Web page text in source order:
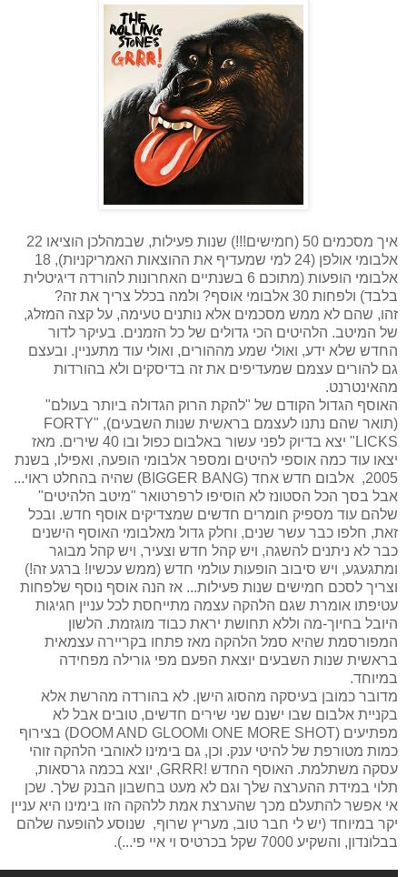
איך מסכמים 50 (חמישים!!!) שנות פעילות, שבמהלכן הוציאו 22
אלבומי אולפן (24 למי שמעדיף את ההוצאות האמריקניות), 18
אלבומי הופעות (מתוכם 6 בשנתיים האחרונות להורדה דיגיטלית
בלבד) ולפחות 30 אלבומי אוסף? ולמה בכלל צריך את זה?
זהו, שהם לא ממש מסכמים אלא נותנים טעימה, על קצה המזלג,
של המיטב. הלהיטים הכי גדולים של כל הזמנים. בעיקר לדור
החדש שלא ידע, ואולי שמע מההורים, ואולי עוד מתעניין. ובעצם
גם להורים עצמם שמעדיפים את זה בדיסקים ולא בהורדות
מהאינטרנט.
האוסף הגדול הקודם של "להקת הרוק הגדולה ביותר בעולם"
(תואר שהם נתנו לעצמם בראשית שנות השבעים), "FORTY
LICKS
" יצא בדיוק לפני עשור באלבום כפול ובו 40 שירים. מאז
יצאו עוד כמה אוספי להיטים ומספר אלבומי הופעה, ואפילו, בשנת
2005, אלבום חדש אחד (
BIGGER BANG) שהיה בהחלט ראוי...
אבל בסך הכל הסטונז לא הוסיפו לרפרטואר "מיטב הלהיטים"
שלהם עוד מספיק חומרים חדשים שמצדיקים אוסף חדש. ובכל
זאת, חלפו כבר עשר שנים, וחלק גדול מאלבומי האוסף הישנים
כבר לא ניתנים להשגה, ויש קהל חדש וצעיר, ויש קהל מבוגר
ומתגעגע, ויש סיבוב הופעות עולמי חדש (ממש עכשיו! ברגע זה!)
וצריך לסכם חמישים שנות פעילות... אז הנה אוסף נוסף שלפחות
עטיפתו אומרת שגם הלהקה עצמה מתייחסת לכל עניין חגיגות
היובל בחיוך-מה וללא תחושת יראת כבוד מוגזמת. הלשון
המפורסמת שהיא סמל הלהקה מאז פתחו בקריירה עצמאית
בראשית שנות השבעים יוצאת הפעם מפי גורילה מפחידה
במיוחד.
מדובר כמובן בעיסקה מהסוג הישן. לא בהורדה מהרשת אלא
בקניית אלבום שבו ישנם שני שירים חדשים, טובים אבל לא
מפתיעים (ONE MORE SHOT וDOOM AND GLOOM) בצירוף
כמות מטורפת של להיטי ענק. וכן, גם בימינו לאוהבי הלהקה זוהי
עסקה משתלמת. האוסף החדש !GRRR, יוצא בכמה גרסאות,
תלוי במידת ההערצה שלך וגם לא מעט בחשבון הבנק שלך. שכן
אי אפשר להתעלם מכך שהערצת אמת ללהקה הזו בימינו היא עניין
יקר במיוחד (יש לי חבר טוב, מעריץ שרוף, שנוסע להופעה שלהם
בבלונדון, והשקיע 7000 שקל בכרטיס וי איי פי...).